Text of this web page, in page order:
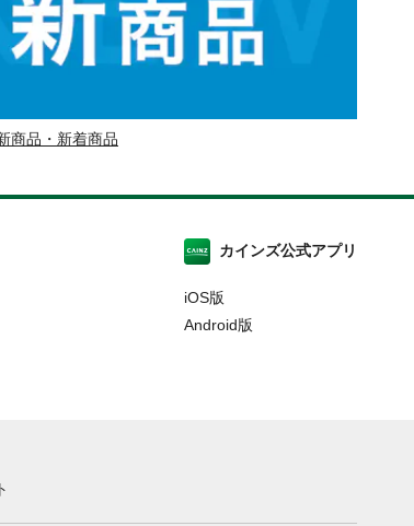
商品・新着商品
カインズ公式アプリ
iOS版
Android版